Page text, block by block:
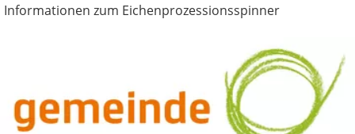
Informationen zum Eichenprozessionsspinner